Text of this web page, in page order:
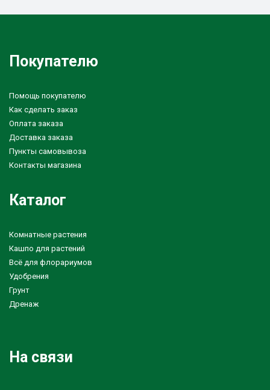
Покупателю
Помощь покупателю
Как сделать заказ
Оплата заказа
Доставка заказа
Пункты самовывоза
Контакты магазина
Каталог
Комнатные растения
Кашпо для растений
Всё для флорариумов
Удобрения
Грунт
Дренаж
На связи